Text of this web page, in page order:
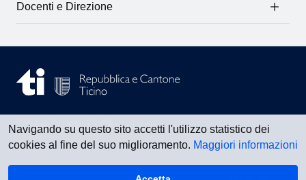
Docenti e Direzione
Vedi tutti